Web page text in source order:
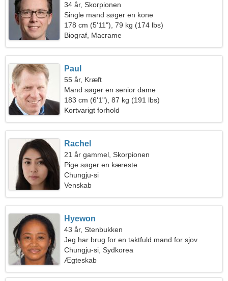
34 år, Skorpionen
Single mand søger en kone
178 cm (5'11"), 79 kg (174 lbs)
Biograf, Macrame
Paul
55 år, Kræft
Mand søger en senior dame
183 cm (6'1"), 87 kg (191 lbs)
Kortvarigt forhold
Rachel
21 år gammel, Skorpionen
Pige søger en kæreste
Chungju-si
Venskab
Hyewon
43 år, Stenbukken
Jeg har brug for en taktfuld mand for sjov
Chungju-si, Sydkorea
Ægteskab